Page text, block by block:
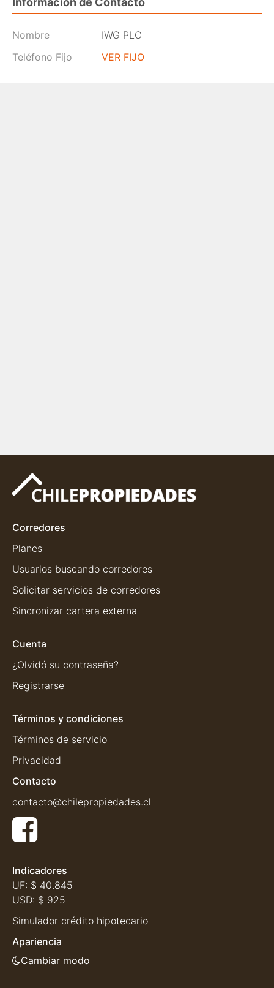
Nombre
IWG PLC
Teléfono Fijo
VER FIJO
Corredores
Planes
Usuarios buscando corredores
Solicitar servicios de corredores
Sincronizar cartera externa
Cuenta
¿Olvidó su contraseña?
Registrarse
Términos y condiciones
Términos de servicio
Privacidad
Contacto
contacto@chilepropiedades.cl
Indicadores
UF: $ 40.845
USD: $ 925
Simulador crédito hipotecario
Apariencia
Cambiar modo